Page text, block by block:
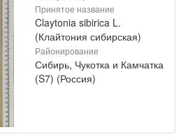
Принятое название
Claytonia sibirica L.
(Клайтония сибирская)
Районирование
Сибирь, Чукотка и Камчатка
(S7) (Россия)